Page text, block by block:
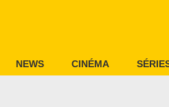
NEWS CINÉMA